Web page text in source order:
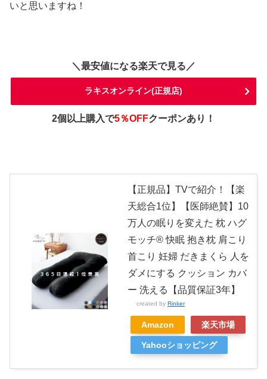
いと思いますね！
＼最安値になる楽天で見る／
ラキスオンライン(正規店)
2個以上購入で5％OFFクーポンあり！
【正規品】TVで紹介！【楽
天総合1位】【医師絶賛】10
万人の眠りを変えた 枕 ハグ
モッチ® 快眠 抱き枕 肩こり
首こり 妊婦 だきまくら 人を
ダメにする クッション カバ
ー 洗える【品質保証3年】
created by Rinker
Amazon 楽天市場
Yahooショッピング